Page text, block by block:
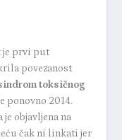
je prvi put
povezanost
toksičnog
ponovno 2014.
je objavljena na
čak ni linkati jer